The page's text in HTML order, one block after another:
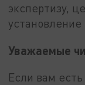
экспертизу,
Уважаемые
Если вам